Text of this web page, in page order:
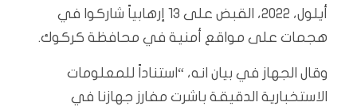
أيلول، 2022، القبض على 13 إرهابياً شاركوا في
هجمات على مواقع أمنية في محافظة كركوك.
وقال الجهاز في بيان انه، “استناداً للمعلومات
الاستخبارية الدقيقة باشرت مفارز جهازنا في